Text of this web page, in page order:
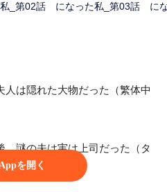
Appを開く
_第02話
になった私_第03話
に
人は隠れた大物だった（繁体中
、謎の夫は実は上司だった（タ